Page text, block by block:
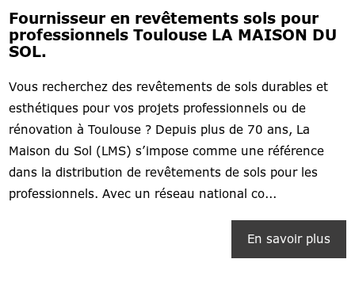
Fournisseur en revêtements sols pour
professionnels Toulouse LA MAISON DU
SOL.
Vous recherchez des revêtements de sols durables et
esthétiques pour vos projets professionnels ou de
rénovation à Toulouse ? Depuis plus de 70 ans, La
Maison du Sol (LMS) s’impose comme une référence
dans la distribution de revêtements de sols pour les
professionnels. Avec un réseau national co...
En savoir plus